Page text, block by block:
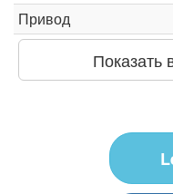
Привод
Показать